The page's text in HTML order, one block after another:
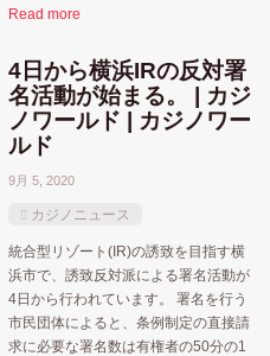
Read more
4日から横浜IRの反対署
名活動が始まる。 | カジ
ノワールド | カジノワー
ルド
9月 5, 2020
カジノニュース
統合型リゾート(IR)の誘致を目指す横
浜市で、誘致反対派による署名活動が
4日から行われています。 署名を行う
市民団体によると、条例制定の直接請
求に必要な署名数は有権者の50分の1